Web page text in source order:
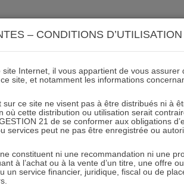
performances
31.01.2023 - Partagez l'article sur
précédent Article
– CONDITIONS D’UTILISATION
Internet, il vous appartient de vous assurer
site, et notamment les informations
ce site ne visent pas à être distribués ni à
où cette distribution ou utilisation serait
21 de se conformer aux obligations
services peut ne pas être enregistrée ou
constituent ni une recommandation ni une
à l’achat ou à la vente d’un titre, une offre
un service financier, juridique, fiscal ou de